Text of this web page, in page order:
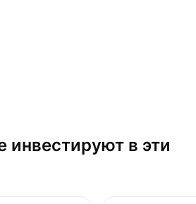
инвестируют в эти